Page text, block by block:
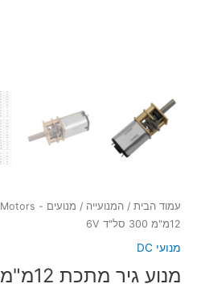
עמוד הבית / המנועייה / מנועים - Motors
12מ"מ 300 סל"ד 6V
מנועי DC
מנוע גיר מתכת 12מ"מ 300 סל"ד 6V